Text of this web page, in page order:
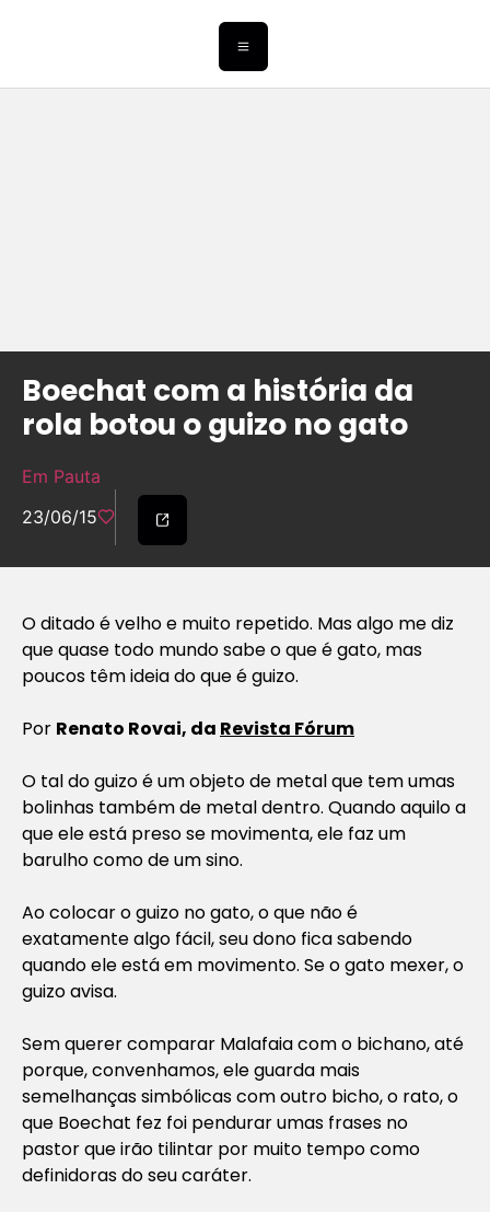
Boechat com a história da
rola botou o guizo no gato
Em Pauta
23/06/15
O ditado é velho e muito repetido. Mas algo me diz
que quase todo mundo sabe o que é gato, mas
poucos têm ideia do que é guizo.
Por Renato Rovai, da Revista Fórum
O tal do guizo é um objeto de metal que tem umas
bolinhas também de metal dentro. Quando aquilo a
que ele está preso se movimenta, ele faz um
barulho como de um sino.
Ao colocar o guizo no gato, o que não é
exatamente algo fácil, seu dono fica sabendo
quando ele está em movimento. Se o gato mexer, o
guizo avisa.
Sem querer comparar Malafaia com o bichano, até
porque, convenhamos, ele guarda mais
semelhanças simbólicas com outro bicho, o rato, o
que Boechat fez foi pendurar umas frases no
pastor que irão tilintar por muito tempo como
definidoras do seu caráter.